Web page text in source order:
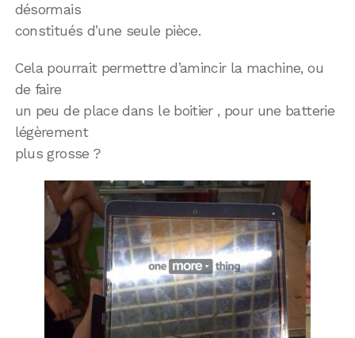
désormais
constitués d’une seule pièce.
Cela pourrait permettre d’amincir la machine, ou
de faire
un peu de place dans le boitier , pour une batterie
légèrement
plus grosse ?